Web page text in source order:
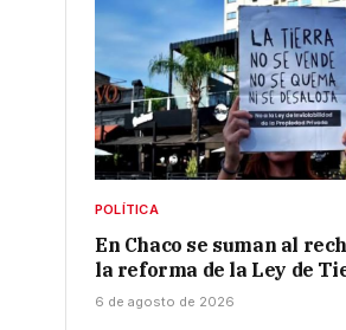
POLÍTICA
En Chaco se suman al
la reforma de la Ley de
6 de agosto de 2026